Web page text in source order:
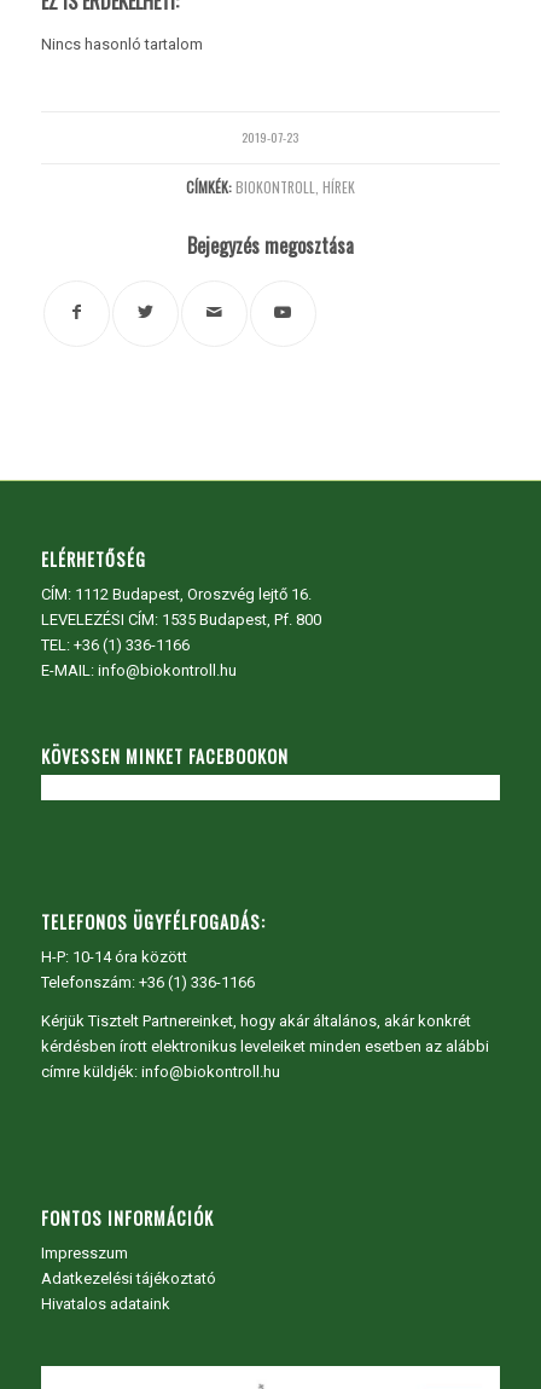
Nincs hasonló tartalom
2019-07-23
CÍMKÉK: BIOKONTROLL HÍREK
Bejegyzés megosztása
ELÉRHETŐSÉG
CÍM: 1112 Budapest, Oroszvég lejtő 16.
LEVELEZÉSI CÍM: 1535 Budapest, Pf. 800
TEL: +36 (1) 336-1166
E-MAIL: info@biokontroll.hu
KÖVESSEN MINKET FACEBOOKON
TELEFONOS ÜGYFÉLFOGADÁS:
H-P: 10-14 óra között
Telefonszám: +36 (1) 336-1166
Kérjük Tisztelt Partnereinket, hogy akár általános, akár konkrét
kérdésben írott elektronikus leveleiket minden esetben az alábbi
címre küldjék: info@biokontroll.hu
FONTOS INFORMÁCIÓK
Impresszum
Adatkezelési tájékoztató
Hivatalos adataink